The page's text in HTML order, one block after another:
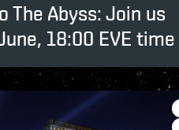
The Abyss: Join us
18:00 EVE time